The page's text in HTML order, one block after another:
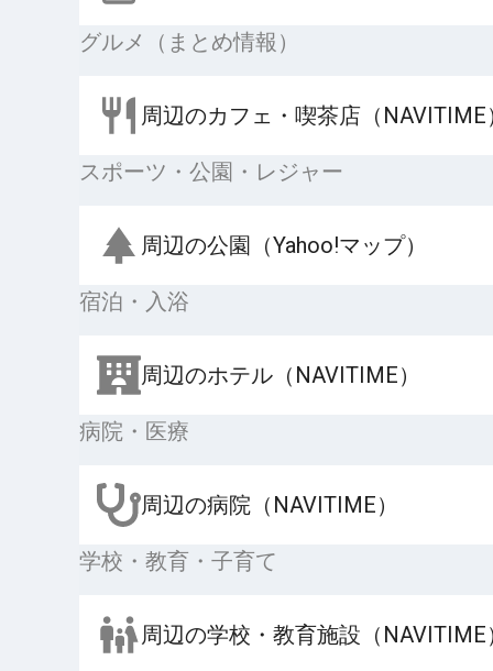
グルメ（まとめ情報）
周辺のカフェ・喫茶店（NAVITIME
スポーツ・公園・レジャー
周辺の公園（Yahoo!マップ）
宿泊・入浴
周辺のホテル（NAVITIME）
病院・医療
周辺の病院（NAVITIME）
学校・教育・子育て
周辺の学校・教育施設（NAVITIME